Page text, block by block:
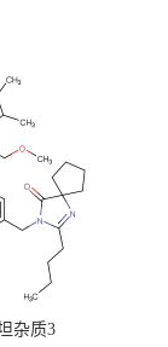
杂质3